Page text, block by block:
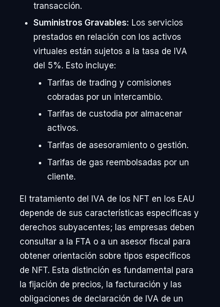
transacción.
Suministros Gravables: Los servicios
prestados en relación con los activos
virtuales están sujetos a la tasa de IVA
del 5%. Esto incluye:
Tarifas de trading y comisiones
cobradas por un intercambio.
Tarifas de custodia por almacenar
activos.
Tarifas de asesoramiento o gestión.
Tarifas de gas reembolsadas por un
cliente.
El tratamiento del IVA de los NFT en los EAU
depende de sus características específicas y
derechos subyacentes; las empresas deben
consultar a la FTA o a un asesor fiscal para
obtener orientación sobre tipos específicos
de NFT. Esta distinción es fundamental para
la fijación de precios, la facturación y las
obligaciones de declaración de IVA de un